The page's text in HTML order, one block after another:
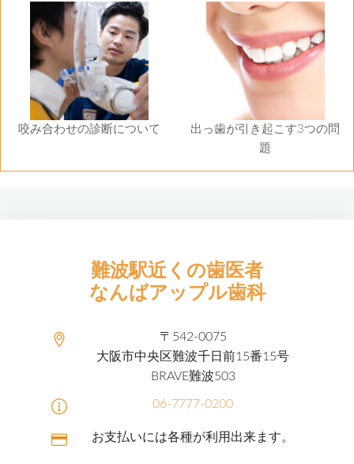
咬み合わせの診断について
出っ歯が引き起こす3つの問
題
難波駅近くの歯医者
なんばアップル歯科
〒542-0075
大阪市中央区難波千日前15番15号
BRAVE難波503
06-7777-0200
お支払いには各種が利用出来ます。